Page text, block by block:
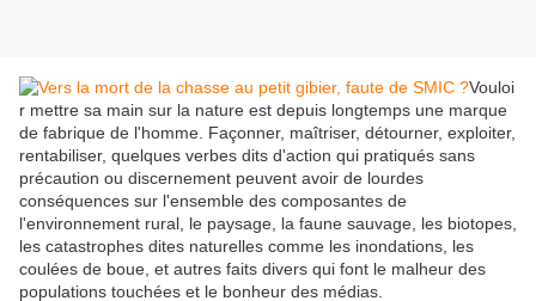
Vouloi
r mettre sa main sur la nature est depuis longtemps une marque
de fabrique de l'homme. Façonner, maîtriser, détourner, exploiter,
rentabiliser, quelques verbes dits d'action qui pratiqués sans
précaution ou discernement peuvent avoir de lourdes
conséquences sur l'ensemble des composantes de
l'environnement rural, le paysage, la faune sauvage, les biotopes,
les catastrophes dites naturelles comme les inondations, les
coulées de boue, et autres faits divers qui font le malheur des
populations touchées et le bonheur des médias.